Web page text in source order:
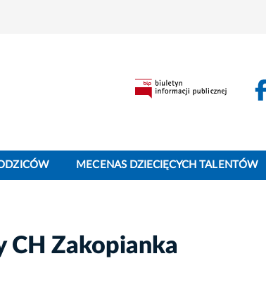
MECENAS DZIECIĘCYCH TALENTÓW
CH Zakopianka